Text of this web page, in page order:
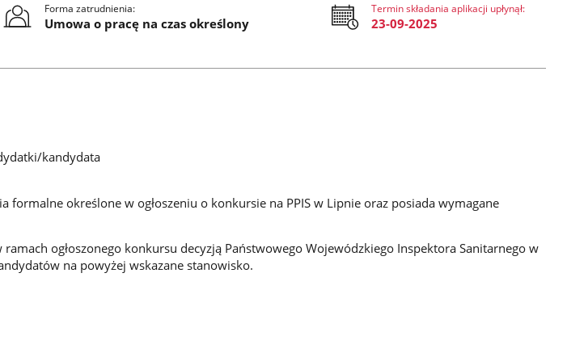
Forma zatrudnienia:
Umowa o pracę na czas określony
Termin składania aplikacji upłynął:
23-09-2025
kandydata
formalne określone w ogłoszeniu o konkursie na PPIS w Lipnie oraz posiada wymagane
ogłoszonego konkursu decyzją Państwowego Wojewódzkiego Inspektora Sanitarnego w
na powyżej wskazane stanowisko.